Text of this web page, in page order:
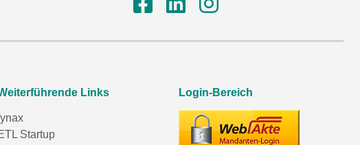
Links
Startup
Login-Bereich